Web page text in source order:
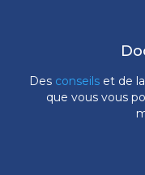
Des conseils et de
que vous vous